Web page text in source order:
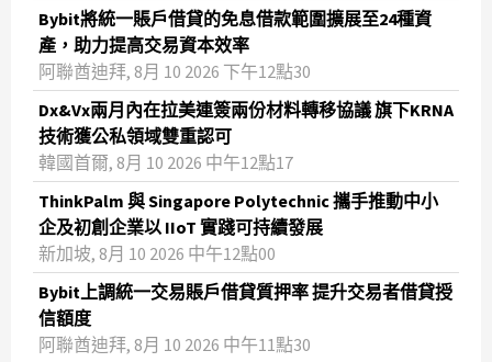
Bybit將統一賬戶借貸的免息借款範圍擴展至24種資
產，助力提高交易資本效率
阿聯酋迪拜, 8月 10 2026 下午12點30
Dx&Vx兩月內在拉美連簽兩份材料轉移協議 旗下KRNA
技術獲公私領域雙重認可
韓國首爾, 8月 10 2026 中午12點17
ThinkPalm 與 Singapore Polytechnic 攜手推動中小
企及初創企業以 IIoT 實踐可持續發展
新加坡, 8月 10 2026 中午12點00
Bybit上調統一交易賬戶借貸質押率 提升交易者借貸授
信額度
阿聯酋迪拜, 8月 10 2026 中午11點30